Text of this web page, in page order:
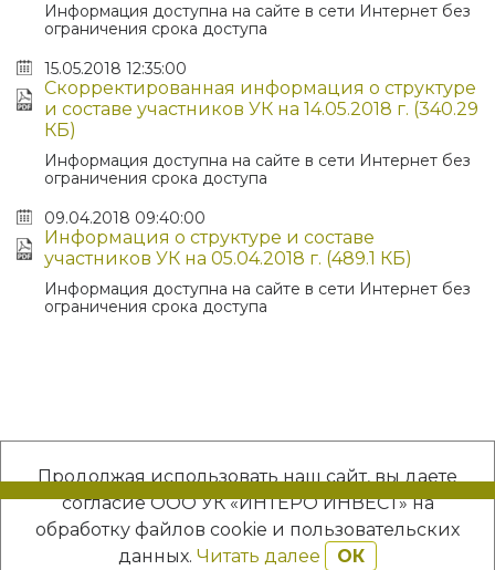
Информация доступна на сайте в сети Интернет без
ограничения срока доступа
15.05.2018 12:35:00
Скорректированная информация о структуре
и составе участников УК на 14.05.2018 г. (340.29
КБ)
Информация доступна на сайте в сети Интернет без
ограничения срока доступа
09.04.2018 09:40:00
Информация о структуре и составе
участников УК на 05.04.2018 г. (489.1 КБ)
Информация доступна на сайте в сети Интернет без
ограничения срока доступа
2021 © ООО УК "Интеро Инвест", Все права защищены
Продолжая использовать наш сайт, вы даете
согласие ООО УК «ИНТЕРО ИНВЕСТ» на
обработку файлов cookie и пользовательских
данных. Читать далее ОК